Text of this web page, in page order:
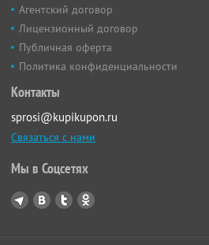
Агентский договор
Лицензионный договор
Публичная оферта
Политика конфиденциальности
Контакты
sprosi@kupikupon.ru
Связаться с нами
Мы в Соцсетях